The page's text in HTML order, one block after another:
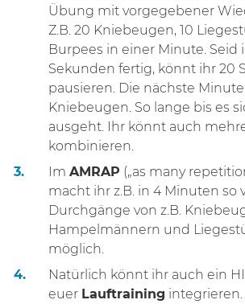
Übung mit vorgegebener
Z.B. 20 Kniebeugen, 10
Burpees in einer Minute. Seid
Sekunden fertig, könnt ihr 20
pausieren. Die nächste
Kniebeugen. So lange bis es
ausgeht. Ihr könnt auch
kombinieren.
Im AMRAP („as many
macht ihr z.B. in 4 Minuten so
Durchgänge von z.B.
Hampelmännern und
möglich.
Natürlich könnt ihr auch ein
euer Lauftraining